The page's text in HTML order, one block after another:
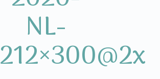
NL-
212×300@2x